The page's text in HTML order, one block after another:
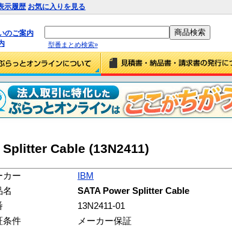
示履歴 お気に入りを見る
のご案内
型番まとめ検索»
Cable (13N2411)
カー
IBM
名
SATA Power Splitter Cable
13N2411-01
条件
メーカー保証